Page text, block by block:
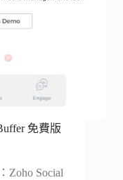
免費版
Zoho Social